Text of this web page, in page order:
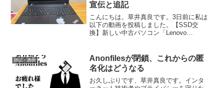
宣伝と追記
こんにちは。草井真良です。3日前に私は
以下の動画を投稿しました。【SSD交
換】新しい中古パソコン「Lenovo
の追記と感想です。
雑記・愚痴
Anonfilesが閉鎖、これからの匿
名化はどうなる
お久しぶりです、草井真良です。インタ